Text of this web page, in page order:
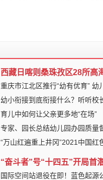
西藏日喀则桑珠孜区28所高
重庆市江北区推行“幼有优育” 幼
幼小衔接到底衔接什么？听听校
育儿中如何让父亲更多地“在场”
专家、园长总结幼儿园办园质量
“万山红遍重上井冈”2021中国红
“奋斗者”号“十四五”开局首
国际空间站退役在即！蓝色起源